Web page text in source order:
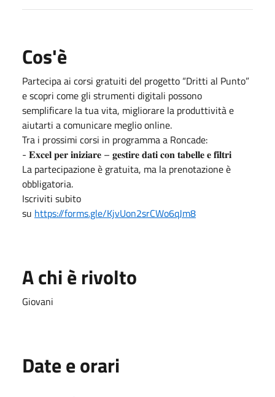
Cos'è
Partecipa ai corsi gratuiti del progetto “Dritti al Punto”
e scopri come gli strumenti digitali possono
semplificare la tua vita, migliorare la produttività e
aiutarti a comunicare meglio online.
Tra i prossimi corsi in programma a Roncade:
- 𝐄𝐱𝐜𝐞𝐥 𝐩𝐞𝐫 𝐢𝐧𝐢𝐳𝐢𝐚𝐫𝐞 – 𝐠𝐞𝐬𝐭𝐢𝐫𝐞 𝐝𝐚𝐭𝐢 𝐜𝐨𝐧 𝐭𝐚𝐛𝐞𝐥𝐥𝐞 𝐞 𝐟𝐢𝐥𝐭𝐫𝐢
La partecipazione è gratuita, ma la prenotazione è
obbligatoria.
Iscriviti subito
su https://forms.gle/KjvUon2srCWo6qJm8
A chi è rivolto
Giovani
Date e orari